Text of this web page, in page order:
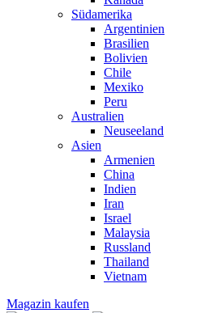
Südamerika
Argentinien
Brasilien
Bolivien
Chile
Mexiko
Peru
Australien
Neuseeland
Asien
Armenien
China
Indien
Iran
Israel
Malaysia
Russland
Thailand
Vietnam
Magazin kaufen